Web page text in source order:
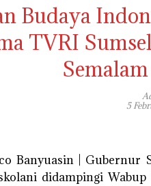
Budaya
TVRI
5
Banyuasin |
didampingi